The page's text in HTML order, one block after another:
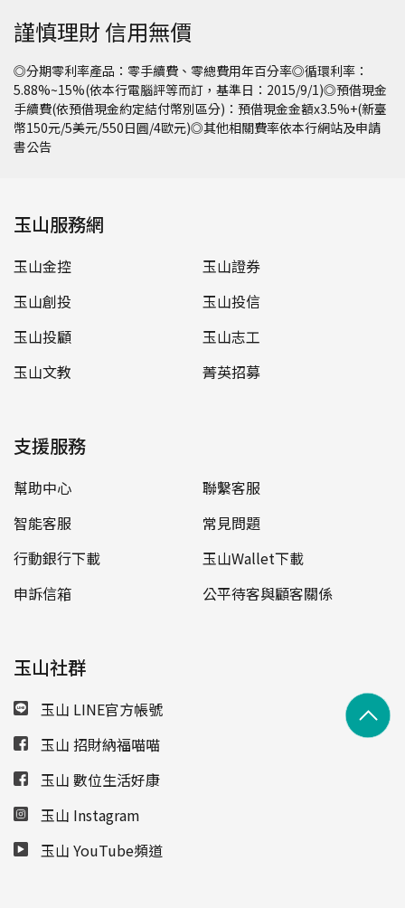
謹慎理財 信用無價
◎分期零利率產品：零手續費、零總費用年百分率◎循環利率：
5.88%~15%(依本行電腦評等而訂，基準日：2015/9/1)◎預借現金
手續費(依預借現金約定結付幣別區分)：預借現金金額x3.5%+(新臺
幣150元/5美元/550日圓/4歐元)◎其他相關費率依本行網站及申請
書公告
玉山服務網
玉山金控
玉山證券
玉山創投
玉山投信
玉山投顧
玉山志工
玉山文教
菁英招募
支援服務
幫助中心
聯繫客服
智能客服
常見問題
行動銀行下載
玉山Wallet下載
申訴信箱
公平待客與顧客關係
玉山社群
玉山 LINE官方帳號
玉山 招財納福喵喵
玉山 數位生活好康
玉山 Instagram
玉山 YouTube頻道